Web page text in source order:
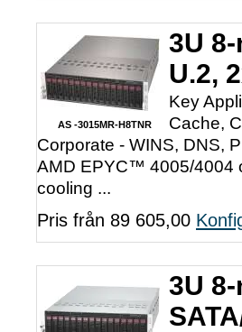
AS -3015MR-H8TNR
3U
U.2,
Key
Cache,
Corporate - WINS, DNS,
AMD EPYC™ 4005/4004
cooling ...
Pris från 89 605,00
3U